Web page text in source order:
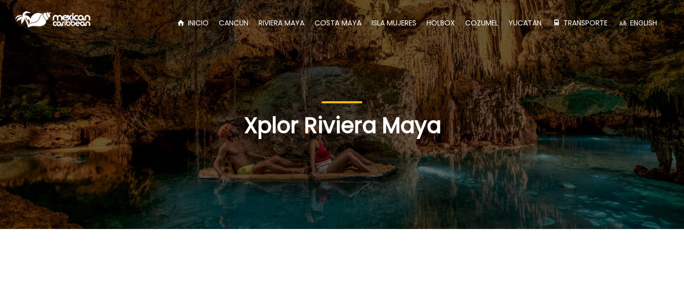
Xplor Riviera Maya
INICIO CANCUN RIVIERA MAYA COSTA MAYA ISLA MUJERES HOLBOX COZUMEL YUCATAN TRANSPORTE ENGLISH